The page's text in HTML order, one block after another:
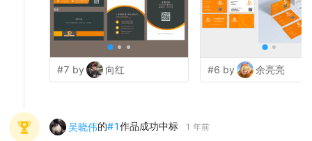
#7 by 向红 #6 by 余亮亮
吴晓伟的#1作品成功中标 1 年前